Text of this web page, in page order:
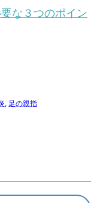
な３つのポイン
, 足の親指